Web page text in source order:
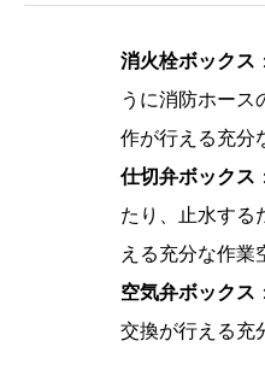
消火栓ボックス
うに消防ホース
作が行える充分
仕切弁ボックス
たり、止水する
える充分な作業
空気弁ボックス
交換が行える充